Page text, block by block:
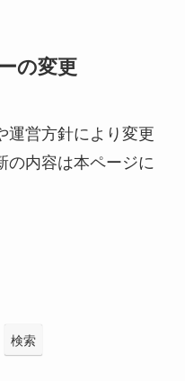
の変更
運営方針により変更
の内容は本ページに
検索